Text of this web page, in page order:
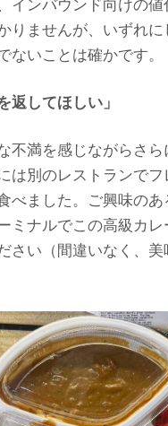
インバウンド向けの
りませんが、いずれ
ないことは確かです。
返してほしい」
不満を感じながらさら
は別のレストランで
べました。ご興味のあ
ミナルでこの高級カ
さい（間違いなく、美